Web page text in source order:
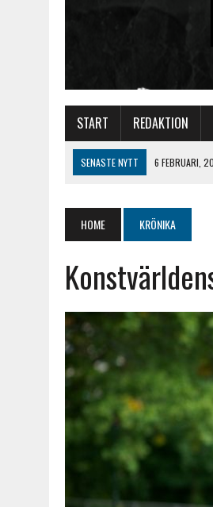
START REDAKTION
SENASTE NYTT 6 FEBRUARI,
1 MARS, 2026 |
HOME KRÖNIKA